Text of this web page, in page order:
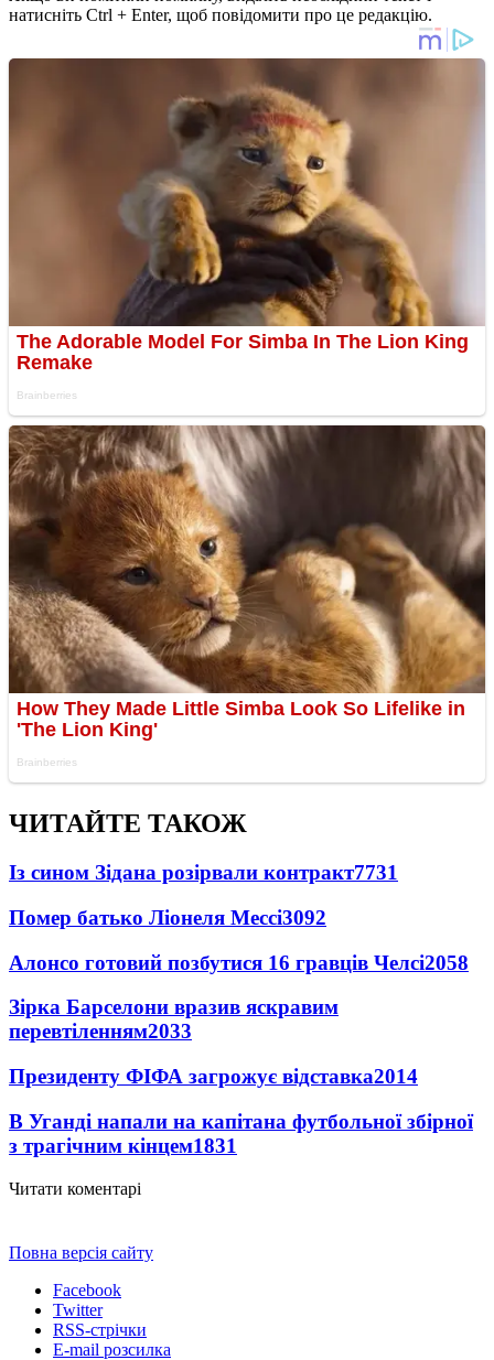
натисніть Ctrl + Enter, щоб повідомити про це редакцію.
ЧИТАЙТЕ ТАКОЖ
Із сином Зідана розірвали контракт7731
Помер батько Ліонеля Мессі3092
Алонсо готовий позбутися 16 гравців Челсі2058
Зірка Барселони вразив яскравим
перевтіленням2033
Президенту ФІФА загрожує відставка2014
В Уганді напали на капітана футбольної збірної
з трагічним кінцем1831
Читати коментарі
Повна версія сайту
Facebook
Twitter
RSS-стрічки
E-mail розсилка